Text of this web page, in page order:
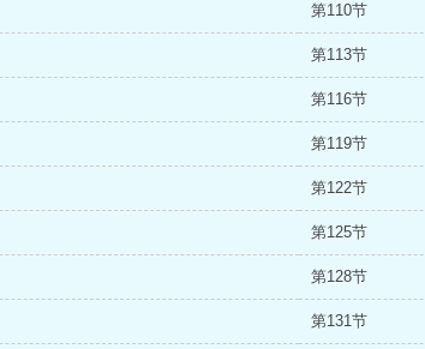
第110节
第113节
第116节
第119节
第122节
第125节
第128节
第131节